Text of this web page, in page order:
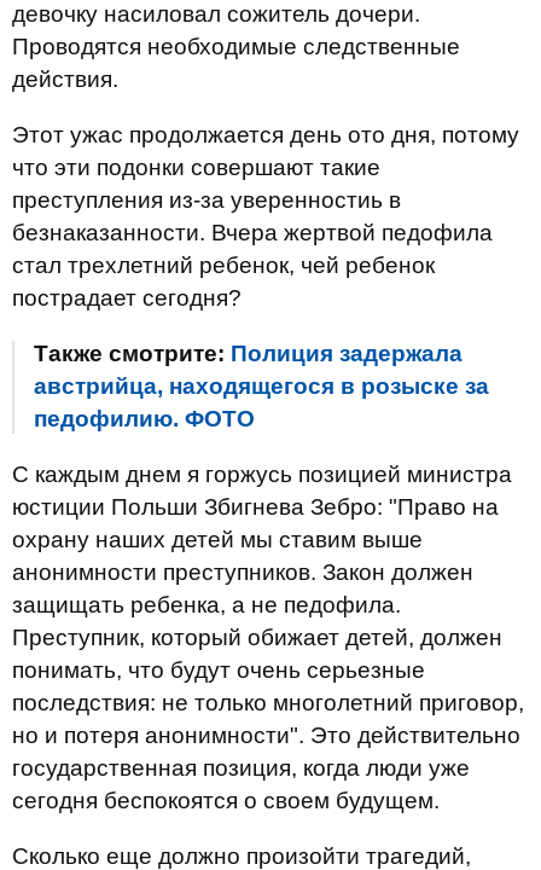
девочку насиловал сожитель дочери.
Проводятся необходимые следственные
действия.
Этот ужас продолжается день ото дня, потому
что эти подонки совершают такие
преступления из-за уверенностиь в
безнаказанности. Вчера жертвой педофила
стал трехлетний ребенок, чей ребенок
пострадает сегодня?
Также смотрите: Полиция задержала
австрийца, находящегося в розыске за
педофилию. ФОТО
С каждым днем ​​я горжусь позицией министра
юстиции Польши Збигнева Зебро: "Право на
охрану наших детей мы ставим выше
анонимности преступников. Закон должен
защищать ребенка, а не педофила.
Преступник, который обижает детей, должен
понимать, что будут очень серьезные
последствия: не только многолетний приговор,
но и потеря анонимности". Это действительно
государственная позиция, когда люди уже
сегодня беспокоятся о своем будущем.
Сколько еще должно произойти трагедий,